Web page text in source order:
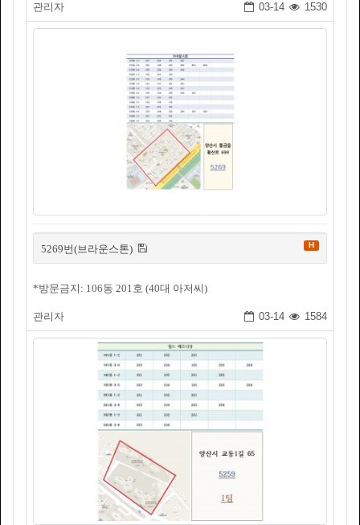
관리자 03-14 1530
5269번(브라운스톤) H
*방문금지: 106동 201호 (40대 아저씨)
관리자 03-14 1584